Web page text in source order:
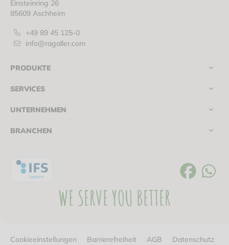
Einsteinring 26
85609 Aschheim
+49 89 45 125-0
info@ragaller.com
PRODUKTE
SERVICES
UNTERNEHMEN
BRANCHEN
WE SERVE YOU BETTER
Cookieeinstellungen Barrierefreiheit AGB Datenschutz